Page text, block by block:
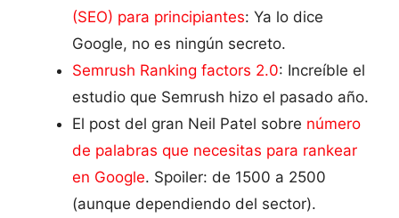
(SEO) para principiantes: Ya lo dice
Google, no es ningún secreto.
Semrush Ranking factors 2.0: Increíble el
estudio que Semrush hizo el pasado año.
El post del gran Neil Patel sobre número
de palabras que necesitas para rankear
en Google. Spoiler: de 1500 a 2500
(aunque dependiendo del sector).